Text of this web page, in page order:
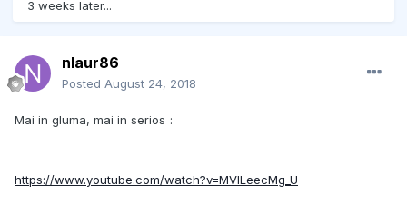
3 weeks later...
nlaur86
Posted August 24, 2018
Mai in gluma, mai in serios :
https://www.youtube.com/watch?v=MVlLeecMg_U